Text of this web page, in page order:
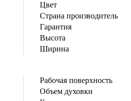
Цвет
Страна производитель
Гарантия
Высота
Ширина
Рабочая поверхность
Объем духовки